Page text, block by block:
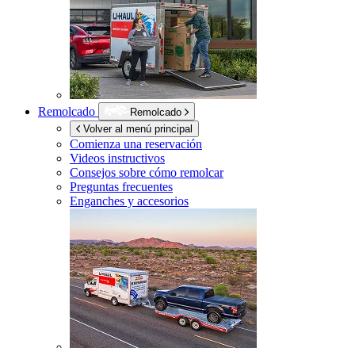
Remolcado
Remolcado
Volver al menú principal
Comienza una reservación
Videos instructivos
Consejos sobre cómo remolcar
Preguntas frecuentes
Enganches y accesorios